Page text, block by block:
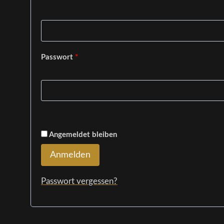
Passwort *
Angemeldet bleiben
Anmelden
Passwort vergessen?